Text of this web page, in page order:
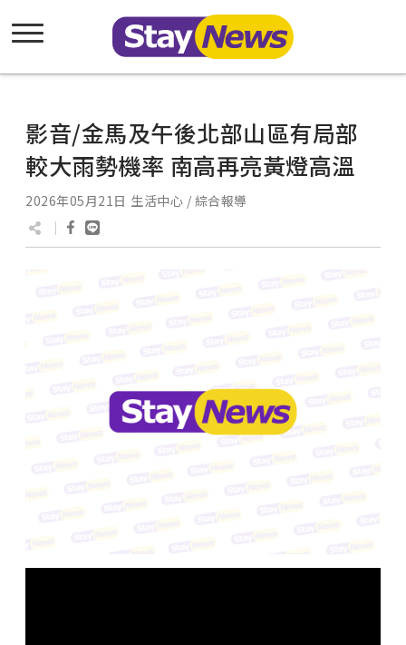
影音/金馬及午後北部山區有局部
較大雨勢機率 南高再亮黃燈高溫
2026年05月21日 生活中心 / 綜合報導